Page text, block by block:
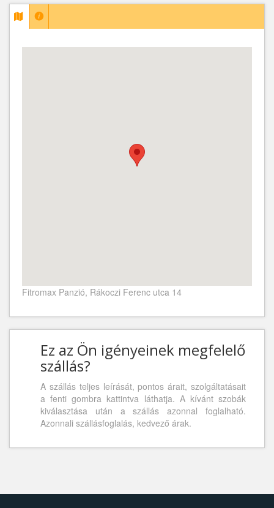
Fitromax Panzió, Rákoczi Ferenc utca 14
Ez az Ön igényeinek megfelelő
szállás?
A szállás teljes leírását, pontos árait, szolgáltatásait
a fenti gombra kattintva láthatja. A kívánt szobák
kiválasztása után a szállás azonnal foglalható.
Azonnali szállásfoglalás, kedvező árak.